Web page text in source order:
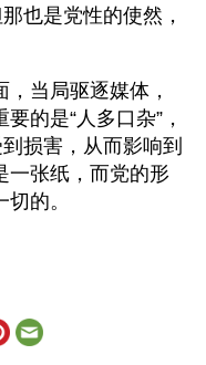
也是党性的使然，
当局驱逐媒体，
的是“人多口杂”，
损害，从而影响到
一张纸，而党的形
的。